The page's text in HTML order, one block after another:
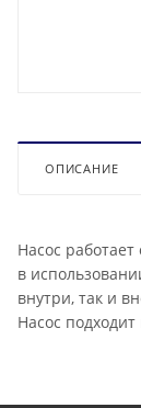
ОПИСАНИЕ
Насос работает
в
внутри, так и
Насос